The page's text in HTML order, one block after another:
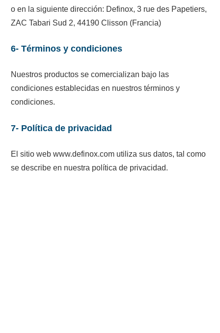
o en la siguiente dirección: Definox, 3 rue des Papetiers,
ZAC Tabari Sud 2, 44190 Clisson (Francia)
6- Términos y condiciones
Nuestros productos se comercializan bajo las
condiciones establecidas en nuestros términos y
condiciones.
7- Política de privacidad
El sitio web www.definox.com utiliza sus datos, tal como
se describe en nuestra política de privacidad.